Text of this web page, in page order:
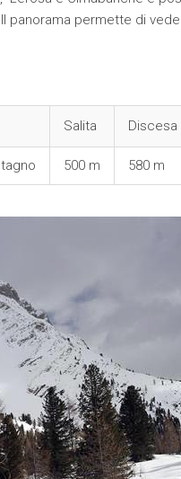
panorama permette di
Salita Discesa
500 m 580 m